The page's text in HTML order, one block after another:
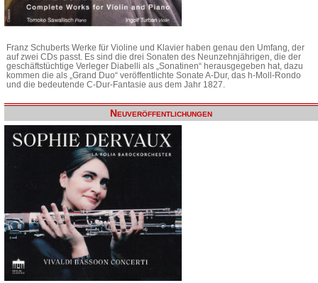
Franz Schuberts Werke für Violine und Klavier haben genau den Umfang, der
auf zwei CDs passt. Es sind die drei Sonaten des Neunzehnjährigen, die der
geschäftstüchtige Verleger Diabelli als „Sonatinen“ herausgegeben hat, dazu
kommen die als „Grand Duo“ veröffentlichte Sonate A-Dur, das h-Moll-Rondo
und die bedeutende C-Dur-Fantasie aus dem Jahr 1827.
Neuveröffentlichungen